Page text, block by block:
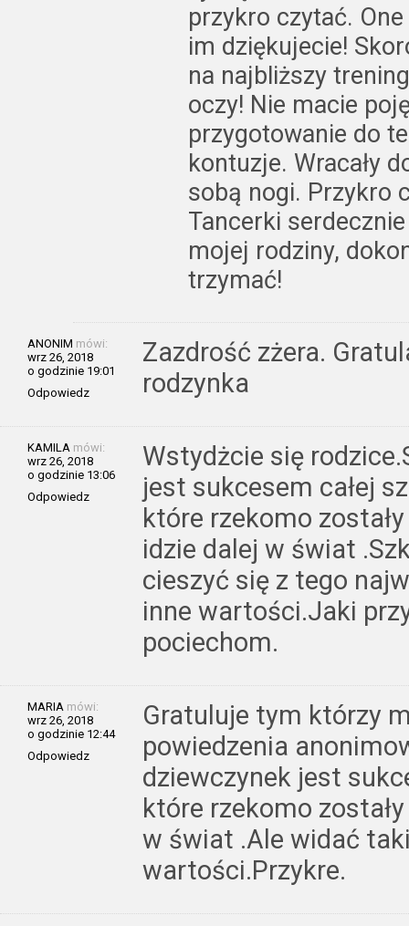
przykro czytać.
im dziękujecie!
na najbliższy
oczy! Nie macie
przygotowanie do
kontuzje. Wracały
sobą nogi. Przykro
Tancerki
mojej rodziny,
trzymać!
ANONIM mówi:
wrz 26, 2018
o godzinie 19:01
Odpowiedz
Zazdrość zżera.
rodzynka
KAMILA mówi:
wrz 26, 2018
o godzinie 13:06
Odpowiedz
Wstydżcie się
jest sukcesem całej
które rzekomo
idzie dalej w świat
cieszyć się z tego
inne wartości.Jaki
pociechom.
MARIA mówi:
wrz 26, 2018
o godzinie 12:44
Odpowiedz
Gratuluje tym którzy
powiedzenia
dziewczynek jest
które rzekomo
w świat .Ale widać
wartości.Przykre.